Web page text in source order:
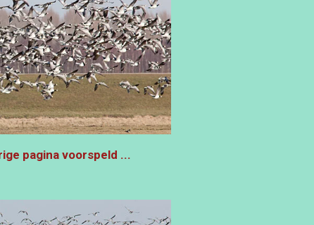
pagina voorspeld ...